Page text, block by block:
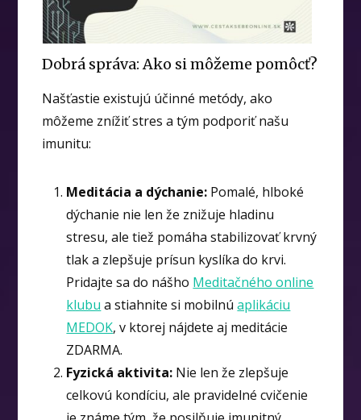
Dobrá správa: Ako si môžeme pomôcť?
Našťastie existujú účinné metódy, ako
môžeme znížiť stres a tým podporiť našu
imunitu:
Meditácia a dýchanie: Pomalé, hlboké
dýchanie nie len že znižuje hladinu
stresu, ale tiež pomáha stabilizovať krvný
tlak a zlepšuje prísun kyslíka do krvi.
Pridajte sa do nášho Meditačného online
klubu a stiahnite si mobilnúaplikáciu
MEDOK, v ktorej nájdete aj meditácie
ZDARMA.
Fyzická aktivita: Nie len že zlepšuje
celkovú kondíciu, ale pravidelné cvičenie